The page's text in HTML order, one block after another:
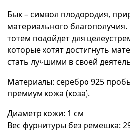
Бык – символ плодородия,
материального благополучия.
тотем подойдет для
которые хотят достигнуть
стать лучшими в своей
Материалы: серебро 925
премиум кожа (коза).
Диаметр кожи: 1 см
Вес фурнитуры без ремешка: